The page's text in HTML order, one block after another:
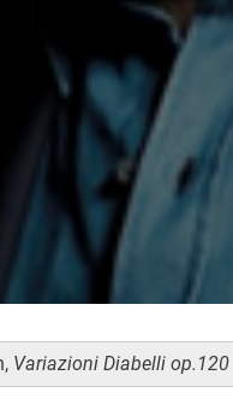
Variazioni Diabelli op.120